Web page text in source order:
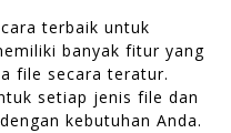
terbaik untuk
banyak fitur yang
file secara teratur.
setiap jenis file dan
kebutuhan Anda.